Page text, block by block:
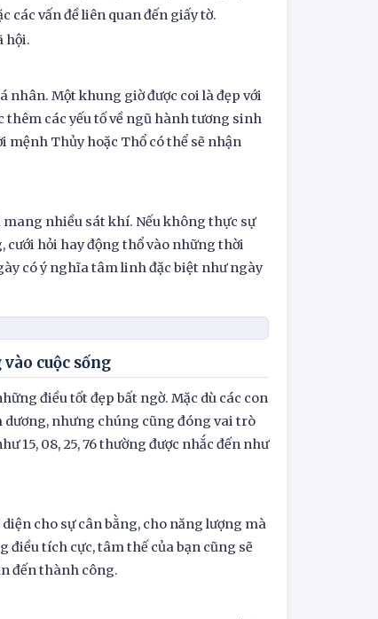
các vấn đề liên quan đến giấy tờ.
hội.
nhân. Một khung giờ được coi là đẹp với
thêm các yếu tố về ngũ hành tương sinh
mệnh Thủy hoặc Thổ có thể sẽ nhận
mang nhiều sát khí. Nếu không thực sự
cưới hỏi hay động thổ vào những thời
có ý nghĩa tâm linh đặc biệt như ngày
cuộc sống
điều tốt đẹp bất ngờ. Mặc dù các con
nhưng chúng cũng đóng vai trò
15, 08, 25, 76 thường được nhắc đến như
cho sự cân bằng, cho năng lượng mà
điều tích cực, tâm thế của bạn cũng sẽ
đến thành công.